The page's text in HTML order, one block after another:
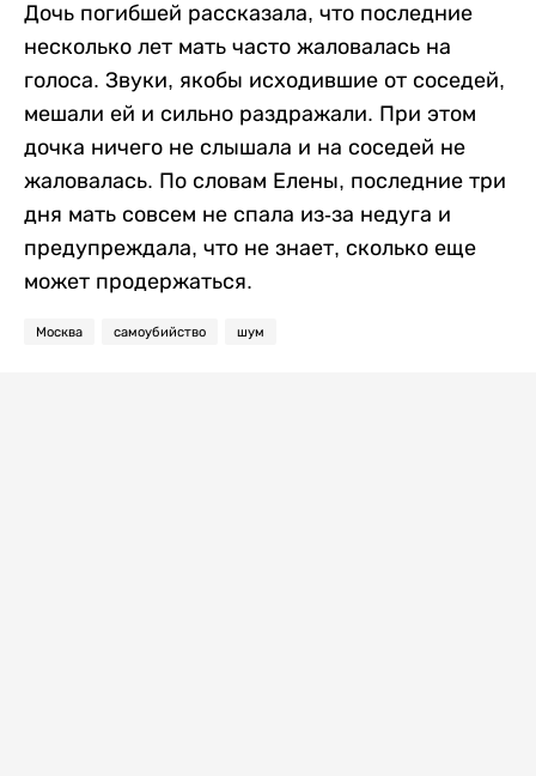
Дочь погибшей рассказала, что последние
несколько лет мать часто жаловалась на
голоса. Звуки, якобы исходившие от соседей,
мешали ей и сильно раздражали. При этом
дочка ничего не слышала и на соседей не
жаловалась. По словам Елены, последние три
дня мать совсем не спала из-за недуга и
предупреждала, что не знает, сколько еще
может продержаться.
Москва самоубийство шум